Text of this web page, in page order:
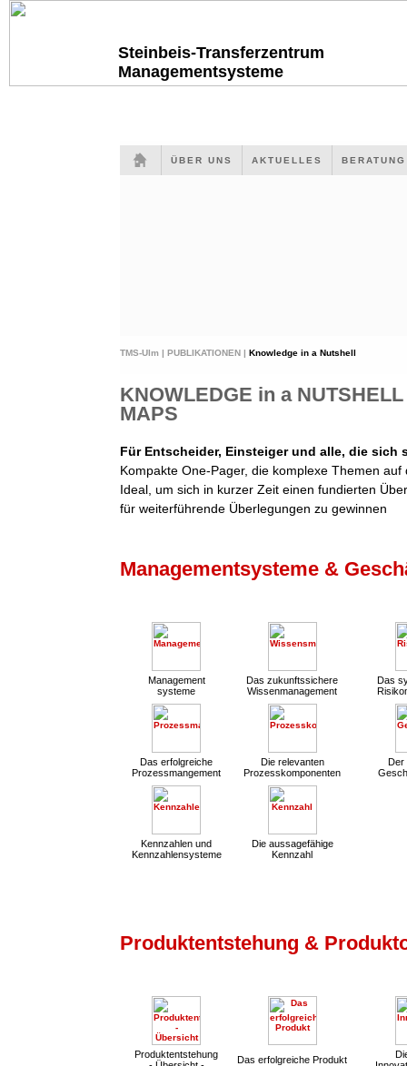
Steinbeis-Transferzentrum
Managementsysteme
ÜBER UNS AKTUELLES
TMS-Ulm | PUBLIKATIONEN | Knowledge in a Nutshell
KNOWLEDGE in a
MAPS
Für Entscheider, Einsteiger und alle, die sich
Kompakte One-Pager, die komplexe Themen
Ideal, um sich in kurzer Zeit einen fundierten
für weiterführende Überlegungen zu gewinnen
Managementsysteme &
Management
systeme
Das zukunftssichere
Wissenmanagement
Das
Das erfolgreiche
Prozessmangement
Die relevanten
Prozesskomponenten
Der
Kennzahlen und
Kennzahlensysteme
Die aussagefähige
Kennzahl
Produktentstehung &
Produktentstehung
Das erfolgreiche Produkt